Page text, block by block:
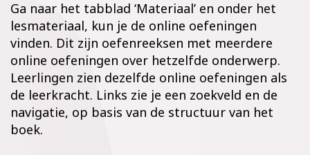
Ga naar het tabblad ‘Materiaal’ en onder het
lesmateriaal, kun je de online oefeningen
vinden. Dit zijn oefenreeksen met meerdere
online oefeningen over hetzelfde onderwerp.
Leerlingen zien dezelfde online oefeningen als
de leerkracht. Links zie je een zoekveld en de
navigatie, op basis van de structuur van het
boek.